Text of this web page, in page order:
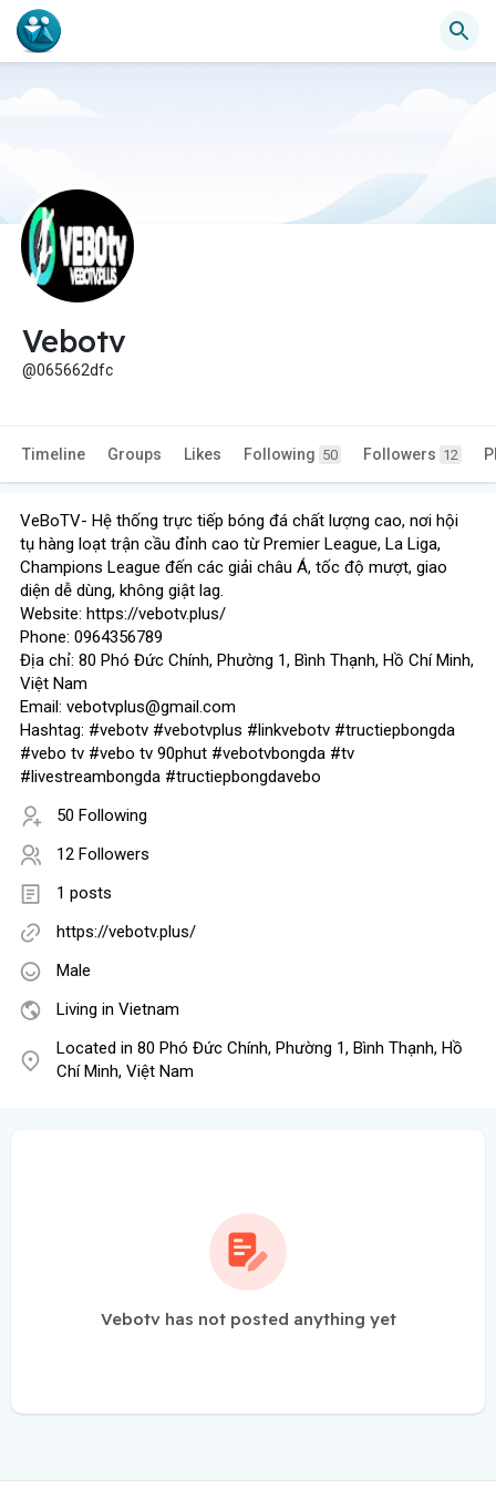
Vebotv
@065662dfc
Timeline Groups Likes Following 50 Followers 12
VeBoTV- Hệ thống trực tiếp bóng đá chất lượng cao, nơi hội
tụ hàng loạt trận cầu đỉnh cao từ Premier League, La Liga,
Champions League đến các giải châu Á, tốc độ mượt, giao
diện dễ dùng, không giật lag.
Website: https://vebotv.plus/
Phone: 0964356789
Địa chỉ: 80 Phó Đức Chính, Phường 1, Bình Thạnh, Hồ Chí Minh,
Việt Nam
Email: vebotvplus@gmail.com
Hashtag: #vebotv #vebotvplus #linkvebotv #tructiepbongda
#vebo tv #vebo tv 90phut #vebotvbongda #tv
#livestreambongda #tructiepbongdavebo
50 Following
12 Followers
1 posts
https://vebotv.plus/
Male
Living in Vietnam
Located in 80 Phó Đức Chính, Phường 1, Bình Thạnh, Hồ
Chí Minh, Việt Nam
Vebotv has not posted anything yet